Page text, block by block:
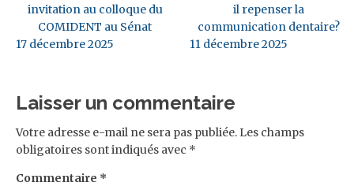
invitation au colloque du
COMIDENT au Sénat
17 décembre 2025
il repenser la
communication dentaire?
11 décembre 2025
Laisser un commentaire
Votre adresse e-mail ne sera pas publiée. Les champs
obligatoires sont indiqués avec *
Commentaire *